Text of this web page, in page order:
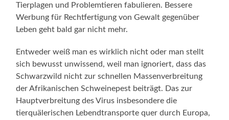
Tierplagen und Problemtieren fabulieren. Bessere
Werbung für Rechtfertigung von Gewalt gegenüber
Leben geht bald gar nicht mehr.
Entweder weiß man es wirklich nicht oder man stellt
sich bewusst unwissend, weil man ignoriert, dass das
Schwarzwild nicht zur schnellen Massenverbreitung
der Afrikanischen Schweinepest beiträgt. Das zur
Hauptverbreitung des Virus insbesondere die
tierquälerischen Lebendtransporte quer durch Europa,